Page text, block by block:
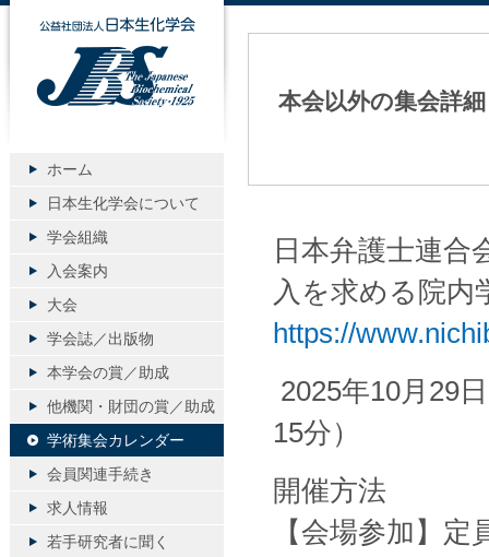
本会以外の集会詳細
日本弁護士連
入を求める院内
https://
2025年10月29
15分）
開催方法
【会場参加】
公益社団法人日本生化学会
ホーム
日本生化学会について
学会組織
入会案内
大会
学会誌／出版物
本学会の賞／助成
他機関・財団の賞／助成
学術集会カレンダー
会員関連手続き
求人情報
若手研究者に聞く